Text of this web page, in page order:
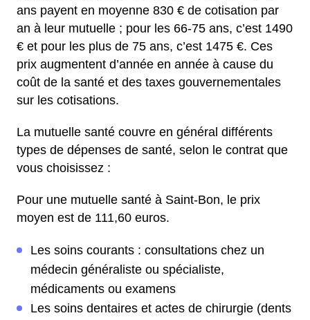
ans payent en moyenne 830 € de cotisation par
an à leur mutuelle ; pour les 66-75 ans, c’est 1490
€ et pour les plus de 75 ans, c’est 1475 €. Ces
prix augmentent d’année en année à cause du
coût de la santé et des taxes gouvernementales
sur les cotisations.
La mutuelle santé couvre en général différents
types de dépenses de santé, selon le contrat que
vous choisissez :
Pour une mutuelle santé à Saint-Bon, le prix
moyen est de 111,60 euros.
Les soins courants : consultations chez un
médecin généraliste ou spécialiste,
médicaments ou examens
Les soins dentaires et actes de chirurgie (dents